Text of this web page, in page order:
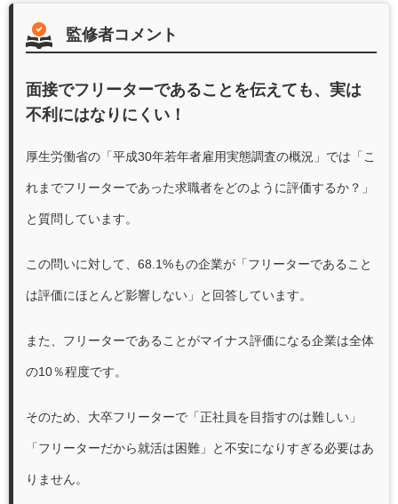
監修者コメント
面接でフリーターであることを伝えても、実は
不利にはなりにくい！
厚生労働省の「平成30年若年者雇用実態調査の概況 」では「こ
れまでフリーターであった求職者をどのように評価するか？」
と質問しています。
この問いに対して、68.1%もの企業が「フリーターであること
は評価にほとんど影響しない」と回答しています。
また、フリーターであることがマイナス評価になる企業は全体
の10％程度です。
そのため、大卒フリーターで「正社員を目指すのは難しい」
「フリーターだから就活は困難」と不安になりすぎる必要はあ
りません。